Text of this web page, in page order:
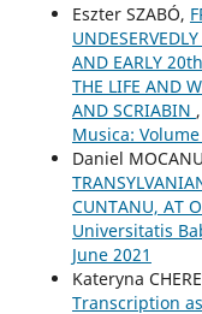
Eszter SZABÓ,
AND EARLY
THE LIFE AND
AND SCRIABIN ,
Musica:
Daniel
CUNTANU, AT
Universitatis
June 2021
Kateryna
Transcription